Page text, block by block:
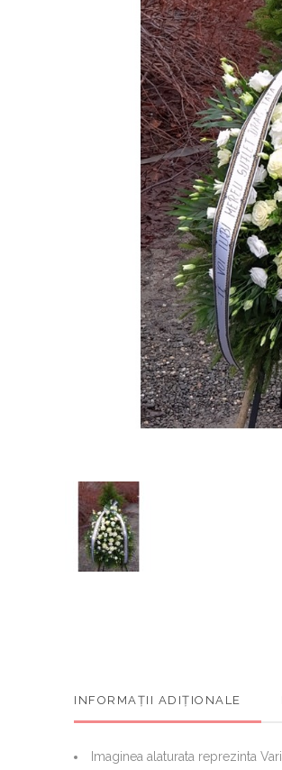
INFORMAȚII ADIȚIONALE
Imaginea alaturata reprezinta